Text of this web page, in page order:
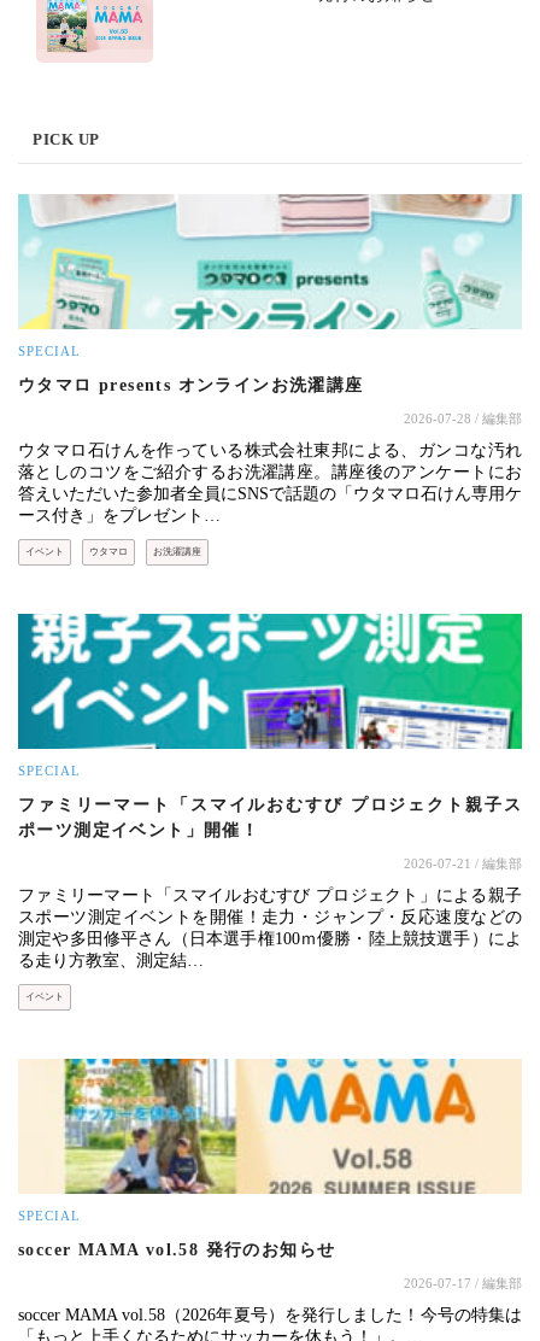
PICK UP
SPECIAL
ウタマロ presents オンラインお洗濯講座
2026-07-28 / 編集部
ウタマロ石けんを作っている株式会社東邦による、ガンコな汚れ
落としのコツをご紹介するお洗濯講座。講座後のアンケートにお
答えいただいた参加者全員にSNSで話題の「ウタマロ石けん専用ケ
ース付き」をプレゼント…
イベント ウタマロ お洗濯講座
SPECIAL
ファミリーマート「スマイルおむすび プロジェクト親子ス
ポーツ測定イベント」開催！
2026-07-21 / 編集部
ファミリーマート「スマイルおむすび プロジェクト」による親子
スポーツ測定イベントを開催！走力・ジャンプ・反応速度などの
測定や多田修平さん（日本選手権100ｍ優勝・陸上競技選手）によ
る走り方教室、測定結…
イベント
SPECIAL
soccer MAMA vol.58 発行のお知らせ
2026-07-17 / 編集部
soccer MAMA vol.58（2026年夏号）を発行しました！今号の特集は
「もっと上手くなるためにサッカーを休もう！」。…